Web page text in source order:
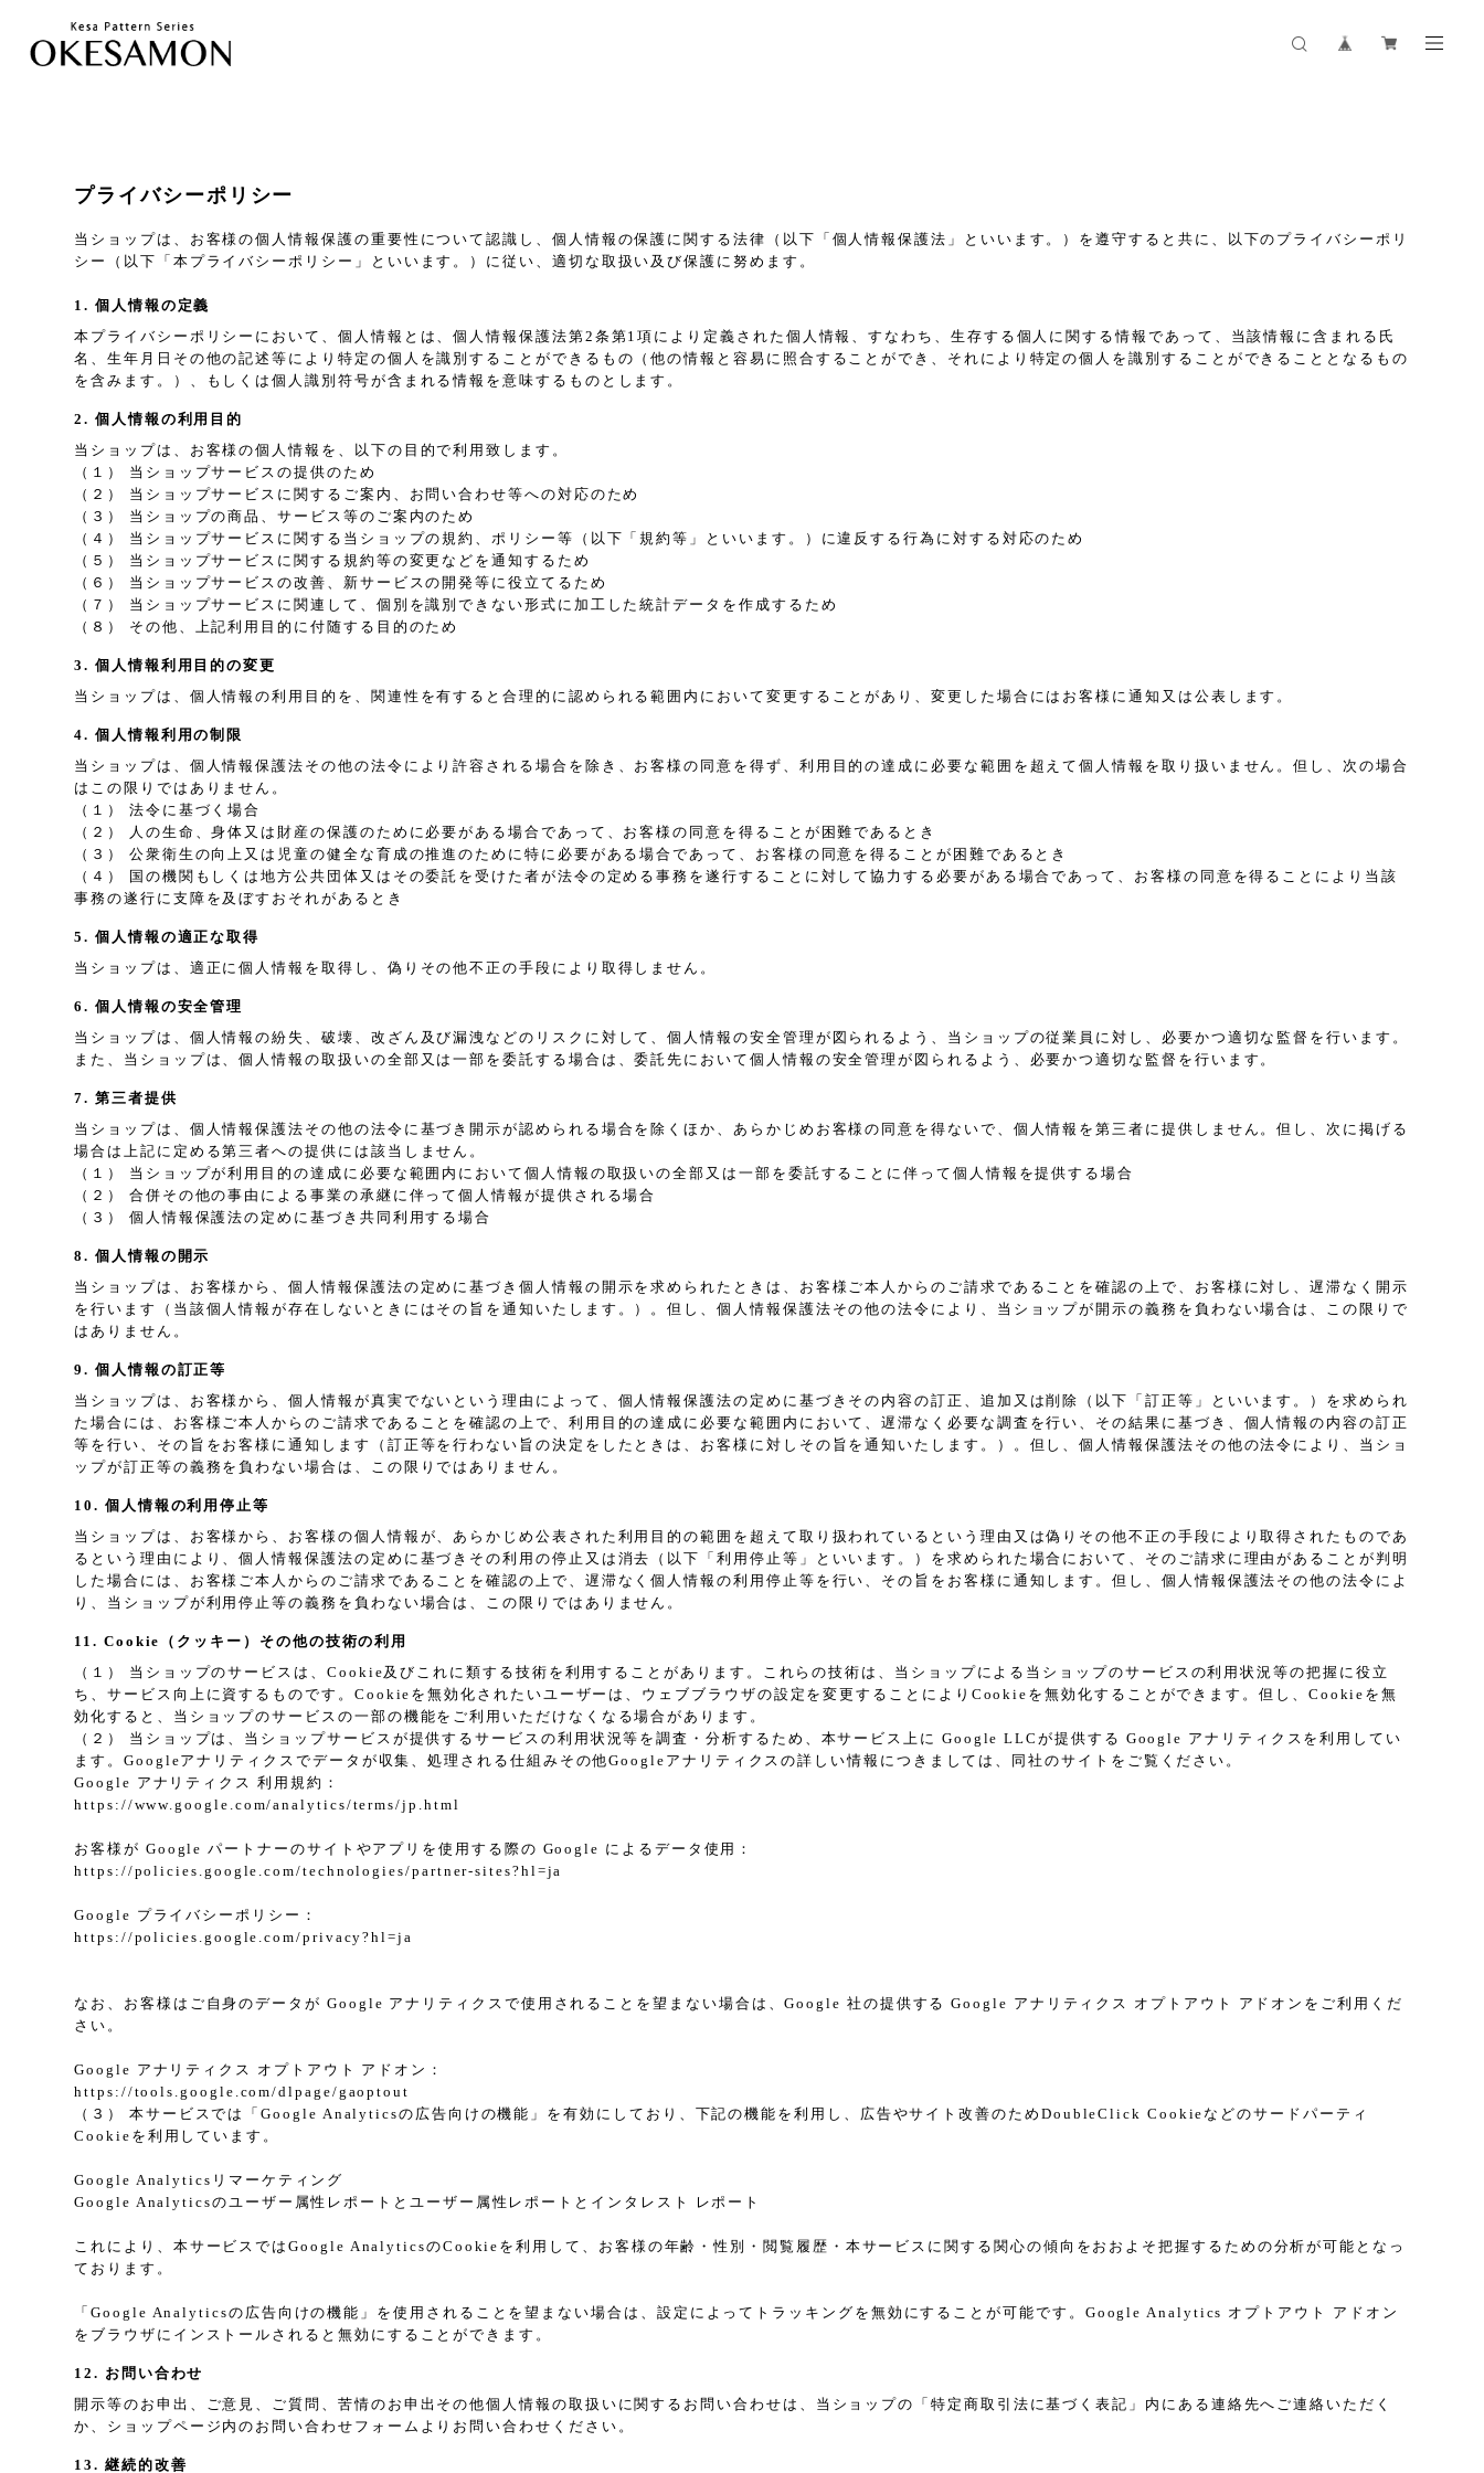
プライバシーポリシー
当ショップは、お客様の個人情報保護の重要性について認識し、個人情報の保護に関する法律（以下「個人情報保護法」といいます。）を遵守すると共に、以下のプライバシーポリ
シー（以下「本プライバシーポリシー」といいます。）に従い、適切な取扱い及び保護に努めます。
1. 個人情報の定義
本プライバシーポリシーにおいて、個人情報とは、個人情報保護法第2条第1項により定義された個人情報、すなわち、生存する個人に関する情報であって、当該情報に含まれる氏
名、生年月日その他の記述等により特定の個人を識別することができるもの（他の情報と容易に照合することができ、それにより特定の個人を識別することができることとなるもの
を含みます。）、もしくは個人識別符号が含まれる情報を意味するものとします。
2. 個人情報の利用目的
当ショップは、お客様の個人情報を、以下の目的で利用致します。
（１） 当ショップサービスの提供のため
（２） 当ショップサービスに関するご案内、お問い合わせ等への対応のため
（３） 当ショップの商品、サービス等のご案内のため
（４） 当ショップサービスに関する当ショップの規約、ポリシー等（以下「規約等」といいます。）に違反する行為に対する対応のため
（５） 当ショップサービスに関する規約等の変更などを通知するため
（６） 当ショップサービスの改善、新サービスの開発等に役立てるため
（７） 当ショップサービスに関連して、個別を識別できない形式に加工した統計データを作成するため
（８） その他、上記利用目的に付随する目的のため
3. 個人情報利用目的の変更
当ショップは、個人情報の利用目的を、関連性を有すると合理的に認められる範囲内において変更することがあり、変更した場合にはお客様に通知又は公表します。
4. 個人情報利用の制限
当ショップは、個人情報保護法その他の法令により許容される場合を除き、お客様の同意を得ず、利用目的の達成に必要な範囲を超えて個人情報を取り扱いません。但し、次の場合
はこの限りではありません。
（１） 法令に基づく場合
（２） 人の生命、身体又は財産の保護のために必要がある場合であって、お客様の同意を得ることが困難であるとき
（３） 公衆衛生の向上又は児童の健全な育成の推進のために特に必要がある場合であって、お客様の同意を得ることが困難であるとき
（４） 国の機関もしくは地方公共団体又はその委託を受けた者が法令の定める事務を遂行することに対して協力する必要がある場合であって、お客様の同意を得ることにより当該
事務の遂行に支障を及ぼすおそれがあるとき
5. 個人情報の適正な取得
当ショップは、適正に個人情報を取得し、偽りその他不正の手段により取得しません。
6. 個人情報の安全管理
当ショップは、個人情報の紛失、破壊、改ざん及び漏洩などのリスクに対して、個人情報の安全管理が図られるよう、当ショップの従業員に対し、必要かつ適切な監督を行います。
また、当ショップは、個人情報の取扱いの全部又は一部を委託する場合は、委託先において個人情報の安全管理が図られるよう、必要かつ適切な監督を行います。
7. 第三者提供
当ショップは、個人情報保護法その他の法令に基づき開示が認められる場合を除くほか、あらかじめお客様の同意を得ないで、個人情報を第三者に提供しません。但し、次に掲げる
場合は上記に定める第三者への提供には該当しません。
（１） 当ショップが利用目的の達成に必要な範囲内において個人情報の取扱いの全部又は一部を委託することに伴って個人情報を提供する場合
（２） 合併その他の事由による事業の承継に伴って個人情報が提供される場合
（３） 個人情報保護法の定めに基づき共同利用する場合
8. 個人情報の開示
当ショップは、お客様から、個人情報保護法の定めに基づき個人情報の開示を求められたときは、お客様ご本人からのご請求であることを確認の上で、お客様に対し、遅滞なく開示
を行います（当該個人情報が存在しないときにはその旨を通知いたします。）。但し、個人情報保護法その他の法令により、当ショップが開示の義務を負わない場合は、この限りで
はありません。
9. 個人情報の訂正等
当ショップは、お客様から、個人情報が真実でないという理由によって、個人情報保護法の定めに基づきその内容の訂正、追加又は削除（以下「訂正等」といいます。）を求められ
た場合には、お客様ご本人からのご請求であることを確認の上で、利用目的の達成に必要な範囲内において、遅滞なく必要な調査を行い、その結果に基づき、個人情報の内容の訂正
等を行い、その旨をお客様に通知します（訂正等を行わない旨の決定をしたときは、お客様に対しその旨を通知いたします。）。但し、個人情報保護法その他の法令により、当ショ
ップが訂正等の義務を負わない場合は、この限りではありません。
10. 個人情報の利用停止等
当ショップは、お客様から、お客様の個人情報が、あらかじめ公表された利用目的の範囲を超えて取り扱われているという理由又は偽りその他不正の手段により取得されたものであ
るという理由により、個人情報保護法の定めに基づきその利用の停止又は消去（以下「利用停止等」といいます。）を求められた場合において、そのご請求に理由があることが判明
した場合には、お客様ご本人からのご請求であることを確認の上で、遅滞なく個人情報の利用停止等を行い、その旨をお客様に通知します。但し、個人情報保護法その他の法令によ
り、当ショップが利用停止等の義務を負わない場合は、この限りではありません。
11. Cookie（クッキー）その他の技術の利用
（１） 当ショップのサービスは、Cookie及びこれに類する技術を利用することがあります。これらの技術は、当ショップによる当ショップのサービスの利用状況等の把握に役立
ち、サービス向上に資するものです。Cookieを無効化されたいユーザーは、ウェブブラウザの設定を変更することによりCookieを無効化することができます。但し、Cookieを無
効化すると、当ショップのサービスの一部の機能をご利用いただけなくなる場合があります。
（２） 当ショップは、当ショップサービスが提供するサービスの利用状況等を調査・分析するため、本サービス上に Google LLCが提供する Google アナリティクスを利用してい
ます。Googleアナリティクスでデータが収集、処理される仕組みその他Googleアナリティクスの詳しい情報につきましては、同社のサイトをご覧ください。
Google アナリティクス 利用規約：
https://www.google.com/analytics/terms/jp.html
お客様が Google パートナーのサイトやアプリを使用する際の Google によるデータ使用：
https://policies.google.com/technologies/partner-sites?hl=ja
Google プライバシーポリシー：
https://policies.google.com/privacy?hl=ja
なお、お客様はご自身のデータが Google アナリティクスで使用されることを望まない場合は、Google 社の提供する Google アナリティクス オプトアウト アドオンをご利用くだ
さい。
Google アナリティクス オプトアウト アドオン：
https://tools.google.com/dlpage/gaoptout
（３） 本サービスでは「Google Analyticsの広告向けの機能」を有効にしており、下記の機能を利用し、広告やサイト改善のためDoubleClick Cookieなどのサードパーティ
Cookieを利用しています。
Google Analyticsリマーケティング
Google Analyticsのユーザー属性レポートとユーザー属性レポートとインタレスト レポート
これにより、本サービスではGoogle AnalyticsのCookieを利用して、お客様の年齢・性別・閲覧履歴・本サービスに関する関心の傾向をおおよそ把握するための分析が可能となっ
ております。
「Google Analyticsの広告向けの機能」を使用されることを望まない場合は、設定によってトラッキングを無効にすることが可能です。Google Analytics オプトアウト アドオン
をブラウザにインストールされると無効にすることができます。
12. お問い合わせ
開示等のお申出、ご意見、ご質問、苦情のお申出その他個人情報の取扱いに関するお問い合わせは、当ショップの「特定商取引法に基づく表記」内にある連絡先へご連絡いただく
か、ショップページ内のお問い合わせフォームよりお問い合わせください。
13. 継続的改善